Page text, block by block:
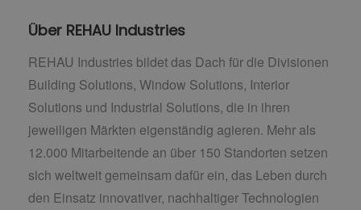
Über REHAU Industries
REHAU Industries bildet das Dach für die Divisionen
Building Solutions, Window Solutions, Interior
Solutions und Industrial Solutions, die in ihren
jeweiligen Märkten eigenständig agieren. Mehr als
12.000 Mitarbeitende an über 150 Standorten setzen
sich weltweit gemeinsam dafür ein, das Leben durch
den Einsatz innovativer, nachhaltiger Technologien